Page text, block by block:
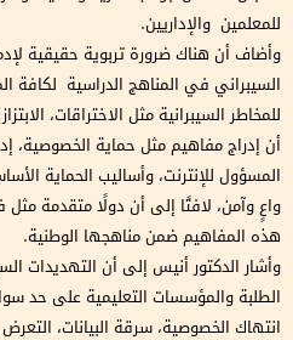
للمعلمين والإداريين.
وأضاف أن هناك ضرورة تربوية حقيقية
السيبراني في المناهج الدراسية لكافة
للمخاطر السيبرانية مثل الاختراقات،
أن إدراج مفاهيم مثل حماية الخصوصية،
المسؤول للإنترنت، وأساليب الحماية
واعٍ وآمن، لافتًا إلى أن دولًا متقدمة
هذه المفاهيم ضمن مناهجها الوطنية.
وأشار الدكتور أنيس إلى أن التهديدات
الطلبة والمؤسسات التعليمية على حد
انتهاك الخصوصية، سرقة البيانات، التعرض